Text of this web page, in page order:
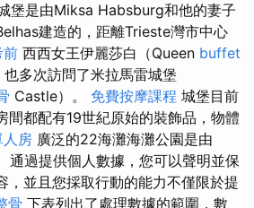
堡是由Miksa Habsburg和他的妻子
建造的，距離Trieste灣市中心
前 西西女王伊麗莎白（Queen buffet
多次訪問了米拉馬雷城堡
Castle）。 免費按摩課程 城堡目前
間都配有19世紀原始的裝飾品，物體
人房 廣泛的22海灘海灘公園是由
通過提供個人數據，您可以聲明並保
，並且您採取行動的能力不僅限於提
骨 下表列出了處理數據的範圍，數